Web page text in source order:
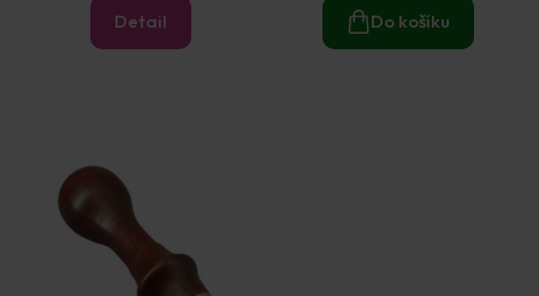
Detail Do košíku